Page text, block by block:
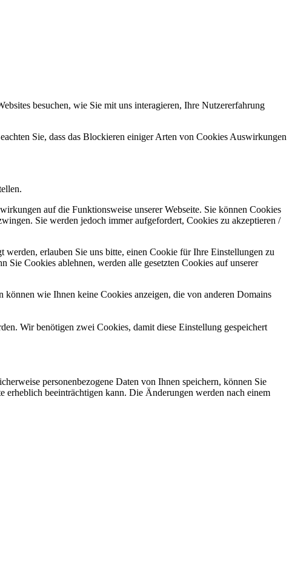
besuchen, wie Sie mit uns interagieren, Ihre Nutzererfahrung
Sie, dass das Blockieren einiger Arten von Cookies Auswirkungen
auf die Funktionsweise unserer Webseite. Sie können Cookies
Sie werden jedoch immer aufgefordert, Cookies zu akzeptieren /
erlauben Sie uns bitte, einen Cookie für Ihre Einstellungen zu
Sie Cookies ablehnen, werden alle gesetzten Cookies auf unserer
wie Ihnen keine Cookies anzeigen, die von anderen Domains
Wir benötigen zwei Cookies, damit diese Einstellung gespeichert
personenbezogene Daten von Ihnen speichern, können Sie
erheblich beeinträchtigen kann. Die Änderungen werden nach einem